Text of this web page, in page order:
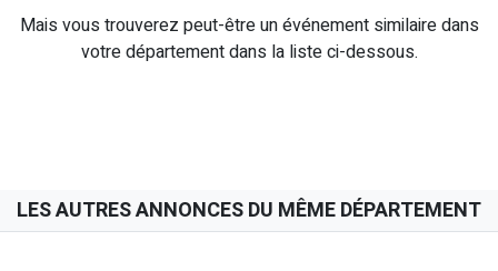
Mais vous trouverez peut-être un événement similaire dans
votre département dans la liste ci-dessous.
LES AUTRES ANNONCES DU MÊME DÉPARTEMENT